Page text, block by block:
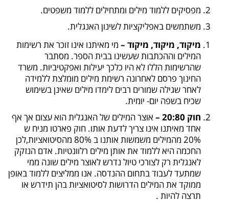
מפסיקים ללמוד מילים ומתחילים ללמוד משפטים.
משתמשים באפליקציות לשינון האנגלית.
מיקוד, מיקוד, מיקוד – מי מאיתנו אינו זוכר את רשימות
המילים וההכתבות שעשינו בבית הספר. מסתבר
שהרשימות הללו לא היו כלכך יעילות ואפקטיביות. משרד
החינוך פרסם לאחרונה רשימת מילים מומלצת ללמידה
לאחר שגילה שמורים רבים לימדו מילים שאינן בשימוש
שכיח בשפה יום- יומית.
חוק 20:80 –
אוצר המילים של האנגלית הוא עצום אך אף
אחד מאיתנו אינו צריך לדעת אותו. חוק פארטו מניח ש
20% מהמילים משמשות אותנו ב 80% מהסיטואציות,לכן
החכמה היא ללמוד את אותן מילים רלוונטיות. אדם הנזקק
לאנגלית רק לצורכי טיול נדרש לאוצר מילים שונה ממי
שמתעד לעבוד בתחום ההנדסה. אנו ממליצים ללמוד באופן
ממוקד את המילים הדרושות לסיטואציות בהן תידרש או
תרצה להיות .